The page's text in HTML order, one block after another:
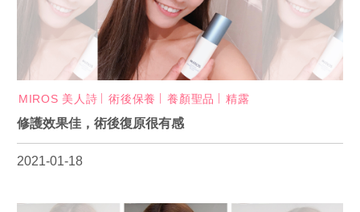
MIROS 美人詩 術後保養 養顏聖品 精露
修護效果佳，術後復原很有感
2021-01-18